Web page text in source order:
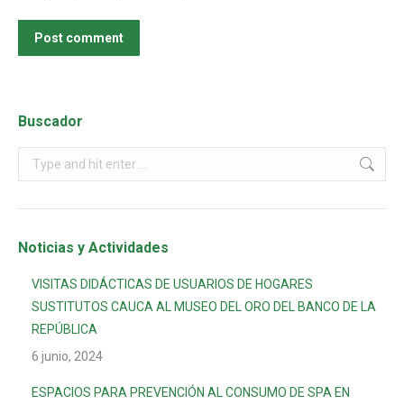
Post comment
Buscador
Noticias y Actividades
VISITAS DIDÁCTICAS DE USUARIOS DE HOGARES
SUSTITUTOS CAUCA AL MUSEO DEL ORO DEL BANCO DE LA
REPÚBLICA
6 junio, 2024
ESPACIOS PARA PREVENCIÓN AL CONSUMO DE SPA EN